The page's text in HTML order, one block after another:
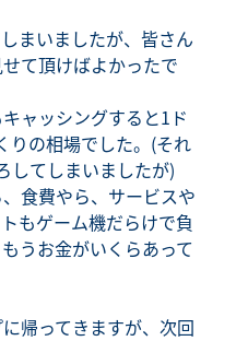
まいましたが、皆さん
て頂けばよかったで
ャッシングすると1ド
りの相場でした。(それ
してしまいましたが)
食費やら、サービスや
もゲーム機だらけで負
うお金がいくらあって
帰ってきますが、次回